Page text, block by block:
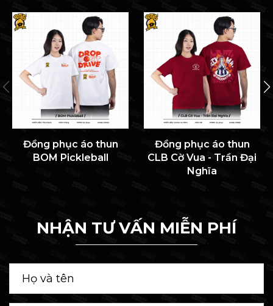
Đồng phục áo thun
BOM Pickleball
Đồng phục áo thun
CLB Cờ Vua - Trần Đại
Nghĩa
NHẬN TƯ VẤN MIỄN PHÍ